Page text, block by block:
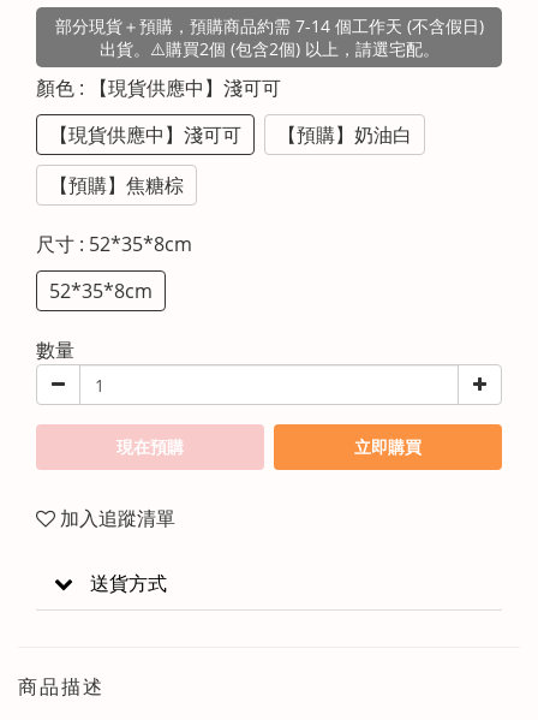
部分現貨＋預購，預購商品約需 7-14 個工作天 (不含假日)
出貨。⚠️購買2個 (包含2個) 以上，請選宅配。
顏色 : 【現貨供應中】淺可可
【現貨供應中】淺可可
【預購】奶油白
【預購】焦糖棕
尺寸 : 52*35*8cm
52*35*8cm
數量
現在預購 立即購買
加入追蹤清單
送貨方式
商品描述